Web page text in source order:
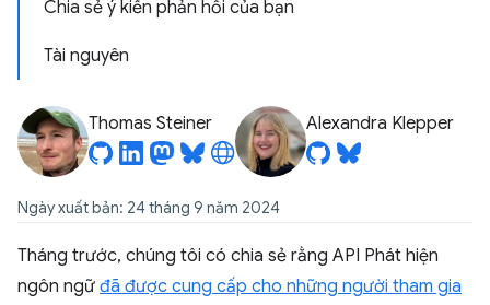
Chia sẻ ý kiến phản hồi của bạn
Tài nguyên
Thomas Steiner Alexandra Klepper
Ngày xuất bản: 24 tháng 9 năm 2024
Tháng trước, chúng tôi có chia sẻ rằng API Phát hiện
ngôn ngữ đã được cung cấp cho những người tham gia